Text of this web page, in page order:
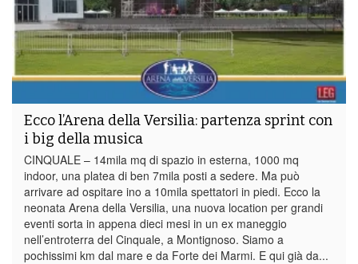
Ecco l’Arena della Versilia: partenza sprint con
i big della musica
CINQUALE – 14mila mq di spazio in esterna, 1000 mq
indoor, una platea di ben 7mila posti a sedere. Ma può
arrivare ad ospitare ino a 10mila spettatori in piedi. Ecco la
neonata Arena della Versilia, una nuova location per grandi
eventi sorta in appena dieci mesi in un ex maneggio
nell’entroterra del Cinquale, a Montignoso. Siamo a
pochissimi km dal mare e da Forte dei Marmi. E qui già da...